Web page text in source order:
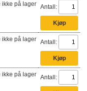
ikke på lager Antall:
ikke på lager Antall:
ikke på lager Antall: